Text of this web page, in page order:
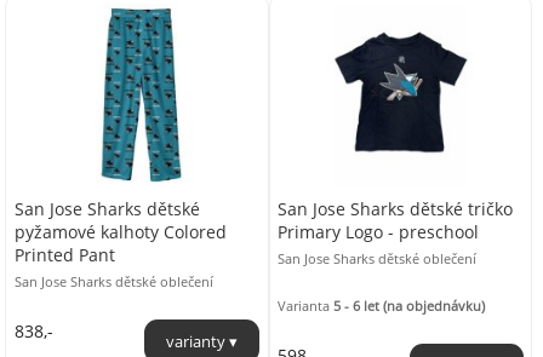
San Jose Sharks dětské
pyžamové kalhoty Colored
Printed Pant
San Jose Sharks dětské oblečení
838,-
San Jose Sharks dětské tričko
Primary Logo - preschool
San Jose Sharks dětské oblečení
Varianta5 - 6 let (na objednávku)